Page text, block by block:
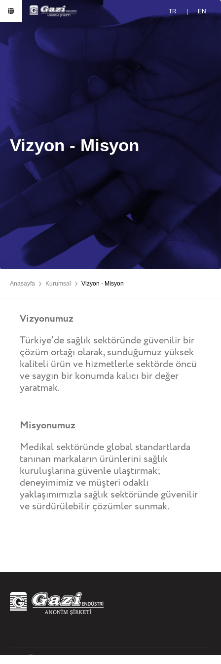
TR | EN
Vizyon - Misyon
Anasayfa Kurumsal Vizyon - Misyon
Vizyonumuz
Türkiye’de sağlık sektöründe güvenilir bir
çözüm ortağı olarak, sunduğumuz yüksek
kaliteli ürün ve hizmetlerle sektörde öncü
ve saygın bir konumda kalıcı bir değer
yaratmak.
Misyonumuz
Medikal sektöründe global standartlarda
tanınan markaların ürünlerini sağlık
kuruluşlarına güvenle ulaştırmak;
deneyimimiz ve müşteri odaklı
yaklaşımımızla sağlık sektöründe güvenilir
ve sürdürülebilir çözümler sunmak.